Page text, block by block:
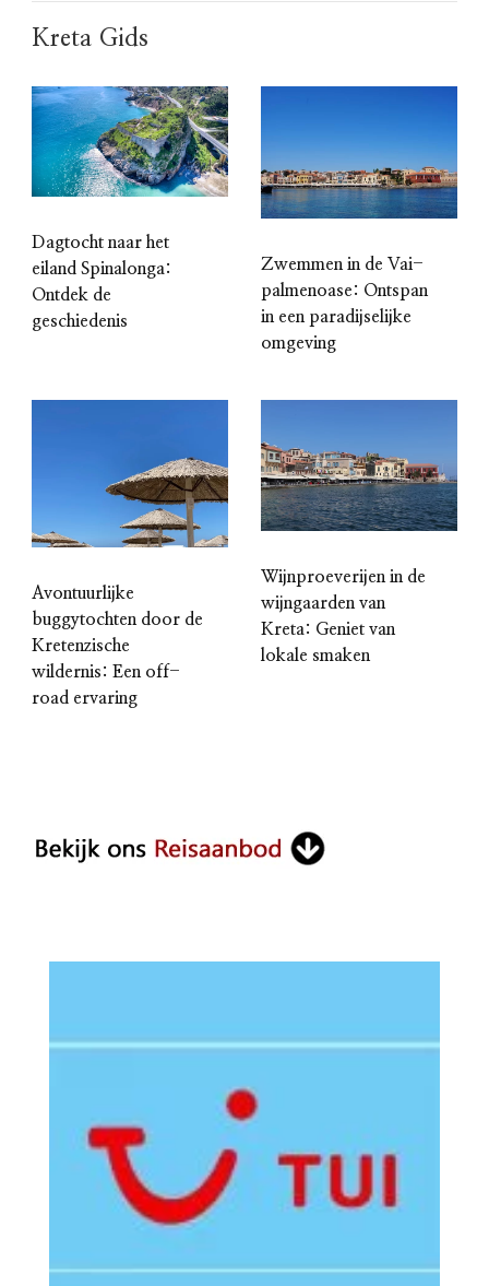
Kreta Gids
Dagtocht naar het
eiland Spinalonga:
Ontdek de
geschiedenis
Zwemmen in de Vai-
palmenoase: Ontspan
in een paradijselijke
omgeving
Avontuurlijke
buggytochten door de
Kretenzische
wildernis: Een off-
road ervaring
Wijnproeverijen in de
wijngaarden van
Kreta: Geniet van
lokale smaken